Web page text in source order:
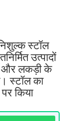
स्टॉल
उत्पादों
और लकड़ी के
स्टॉल का
किया